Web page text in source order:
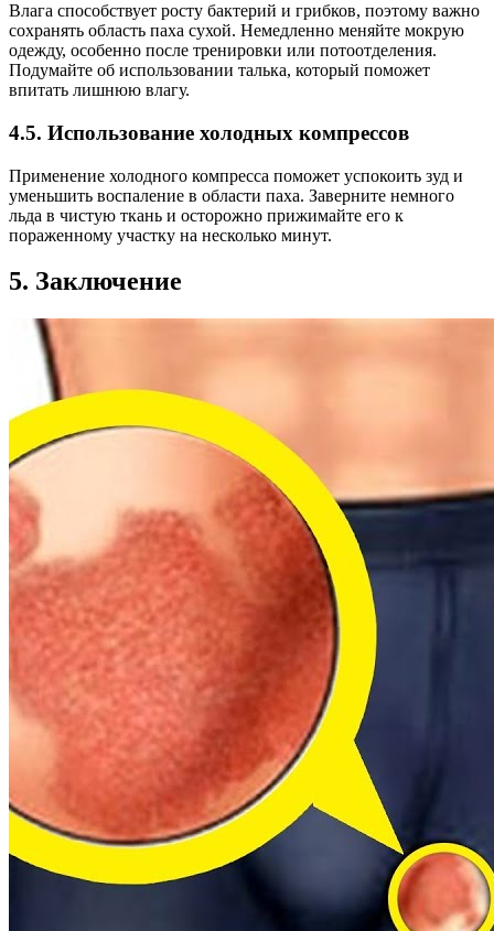
Влага способствует росту бактерий и грибков, поэтому важно
сохранять область паха сухой. Немедленно меняйте мокрую
одежду, особенно после тренировки или потоотделения.
Подумайте об использовании талька, который поможет
впитать лишнюю влагу.
4.5. Использование холодных компрессов
Применение холодного компресса поможет успокоить зуд и
уменьшить воспаление в области паха. Заверните немного
льда в чистую ткань и осторожно прижимайте его к
пораженному участку на несколько минут.
5. Заключение